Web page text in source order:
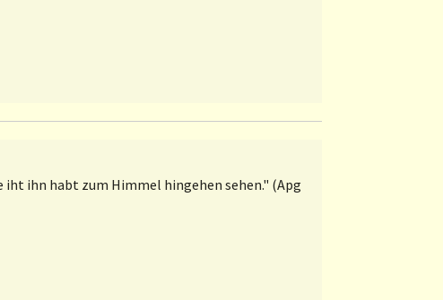
iht ihn habt zum Himmel hingehen sehen." (Apg